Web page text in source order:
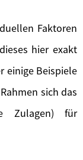
Faktoren
hier exakt
einige Beispiele
sich das
Zulagen) für